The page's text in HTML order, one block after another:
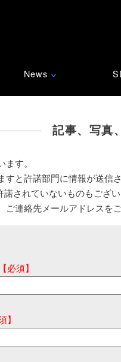
News ∨
記事、写真
ます。
すと許諾部門に情報が送信
諾されていないものもござ
ご連絡先メールアドレスを
【必須】
】